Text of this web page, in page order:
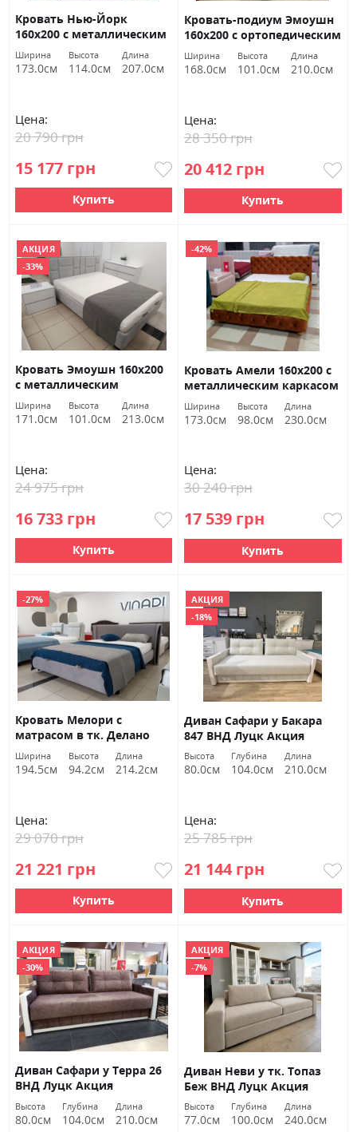
Кровать Нью-Йорк
160х200 с металлическим
каркасом у тк. Лакшері 06
ВНД Луцк Акция
Ширина
173.0см
Высота
114.0см
Длина
207.0см
Цена:
15 177 грн
20 790 грн
Купить
Кровать-подиум Эмоушн
160х200 с ортопедическим
матрасом и подъёмным
механизмом ВНД Луцк
Ширина
168.0см
Высота
101.0см
Длина
210.0см
Цена:
20 412 грн
28 350 грн
Купить
АКЦИЯ
-33%
Кровать Эмоушн 160х200
с металлическим
каркасом у Ельба 04 ВНД
Луцк Акція
Ширина
171.0см
Высота
101.0см
Длина
213.0см
Цена:
16 733 грн
24 975 грн
Купить
-42%
Кровать Амели 160х200 с
металлическим каркасом
в тк. Велютто 33 ВНД Луцк
Акция
Ширина
173.0см
Высота
98.0см
Длина
230.0см
Цена:
17 539 грн
30 240 грн
Купить
-27%
Кровать Мелори с
матрасом в тк. Делано
722 160х200 ВНД Луцк
Акция
Ширина
194.5см
Высота
94.2см
Длина
214.2см
Цена:
21 221 грн
29 070 грн
Купить
АКЦИЯ
-18%
Диван Сафари у Бакара
847 ВНД Луцк Акция
Высота
80.0см
Глубина
104.0см
Длина
210.0см
Цена:
21 144 грн
25 785 грн
Купить
АКЦИЯ
-30%
Диван Сафари у Терра 26
ВНД Луцк Акция
Высота
80.0см
Глубина
104.0см
Длина
210.0см
АКЦИЯ
-7%
Диван Неви у тк. Топаз
Беж ВНД Луцк Акция
Высота
77.0см
Глубина
100.0см
Длина
240.0см